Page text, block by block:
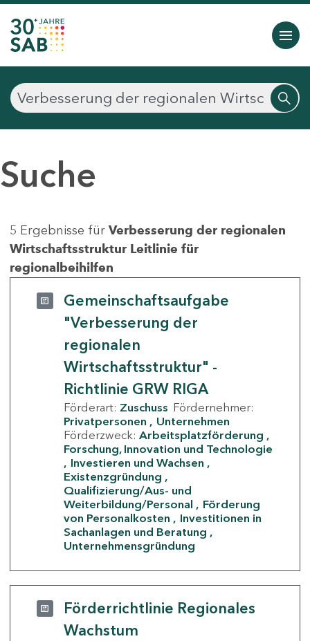
Suche
5 Ergebnisse für Verbesserung der regionalen
Wirtschaftsstruktur Leitlinie für
regionalbeihilfen
Gemeinschaftsaufgabe
"Verbesserung der
regionalen
Wirtschaftsstruktur" -
Richtlinie GRW RIGA
Förderart: Zuschuss Fördernehmer:
Privatpersonen
Unternehmen
Förderzweck: Arbeitsplatzförderung
Forschung, Innovation und Technologie
Investieren und Wachsen
Existenzgründung
Qualifizierung/Aus- und
Weiterbildung/Personal
Förderung
von Personalkosten
Investitionen in
Sachanlagen und Beratung
Unternehmensgründung
Förderrichtlinie Regionales
Wachstum